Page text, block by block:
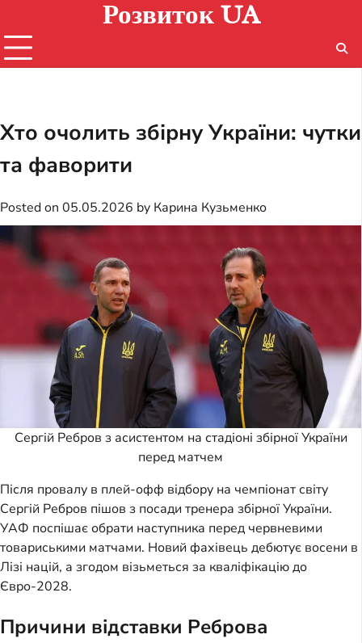
content
Розвиток UA
Хто очолить збірну України: чутки
та фаворити
Posted on 05.05.2026 by Карина Кузьменко
Сергій Ребров з асистентом на стадіоні збірної України
перед матчем
Після провалу в плей-офф відбору на чемпіонат світу
Сергій Ребров пішов з посади тренера збірної України.
УАФ поспішає обрати наступника перед червневими
товариськими матчами. Новий фахівець дебютує восени в
Лізі націй, а згодом візьметься за кваліфікацію до
Євро-2028.
Причини відставки Реброва